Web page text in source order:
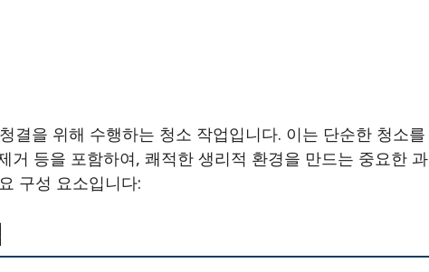
결을 위해 수행하는 청소 작업입니다. 이는 단순한 청소를
거 등을 포함하여, 쾌적한 생리적 환경을 만드는 중요한 과
구성 요소입니다: